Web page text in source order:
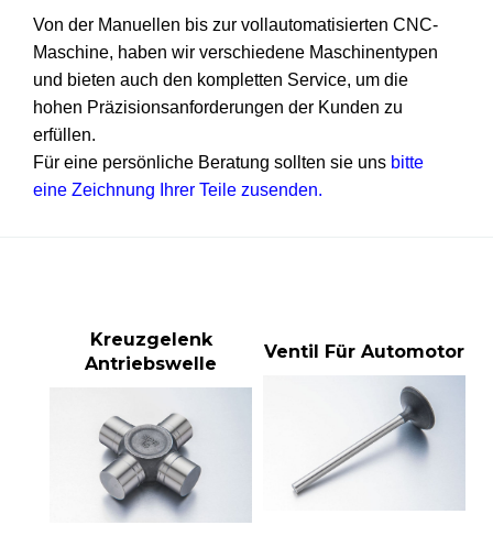
Von der Manuellen bis zur vollautomatisierten CNC-
Maschine, haben wir verschiedene Maschinentypen
und bieten auch den kompletten Service, um die
hohen Präzisionsanforderungen der Kunden zu
erfüllen.
Für eine persönliche Beratung sollten sie uns bitte
eine Zeichnung Ihrer Teile zusenden.
Kreuzgelenk
Antriebswelle
Ventil Für Automotor